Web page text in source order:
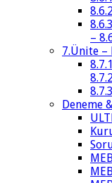
–
7.Ünite
Deneme